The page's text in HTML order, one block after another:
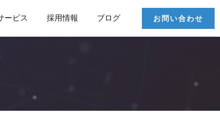
ービス 採用情報 ブログ お問い合わせ